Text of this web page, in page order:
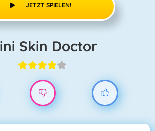
JETZT SPIELEN!
Mini Skin Doctor